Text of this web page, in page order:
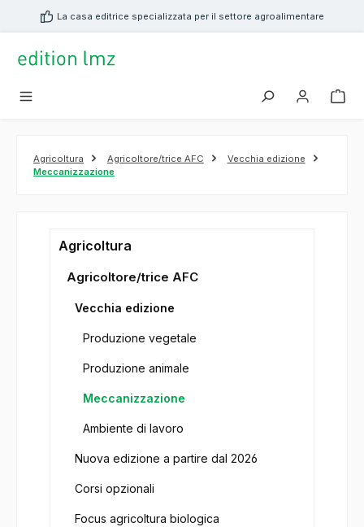
principaleLa casa editrice specializzata per il settore agroalimentare
Agricoltura Agricoltore/trice AFC
Vecchia edizione
Meccanizzazione
Agricoltura
Agricoltore/trice AFC
Vecchia edizione
Produzione vegetale
Produzione animale
Meccanizzazione
Ambiente di lavoro
Nuova edizione a partire dal 2026
Corsi opzionali
Focus agricoltura biologica